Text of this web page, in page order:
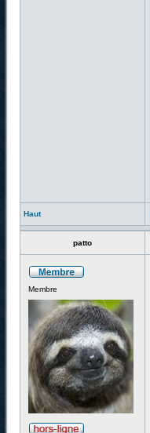
Haut
patto
Membre